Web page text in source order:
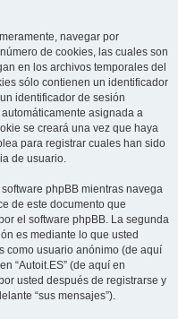
navegar por
de cookies, las cuales son
en los archivos temporales del
sólo contienen un identificador
identificador de sesión
asignada a
se creará una vez que haya
para registrar cuales han sido
de usuario.
phpBB mientras navega
de este documento que
el software phpBB. La segunda
es mediante lo que usted
como usuario anónimo (de aquí
“Autoit.ES” (de aquí en
usted después de registrarse y
“sus mensajes”).